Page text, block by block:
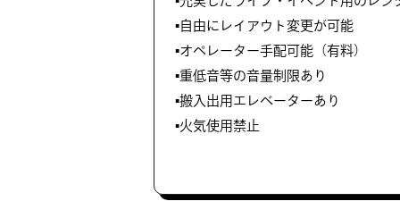
▪️自由にレイアウト変更が可能
▪️オペレーター手配可能（有料）
▪️重低音等の音量制限あり
▪️搬入出用エレベーターあり
▪️火気使用禁止